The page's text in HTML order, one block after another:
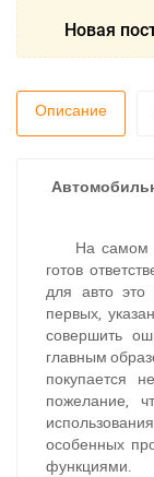
Новая
Описание
На самом
готов
для авто это
первых,
совершить
главным
покупается
пожелание,
особенных
функциями.